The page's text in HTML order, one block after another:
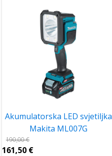
Akumulatorska LED svjetiljka
Makita ML007G
190,00€
161,50 €